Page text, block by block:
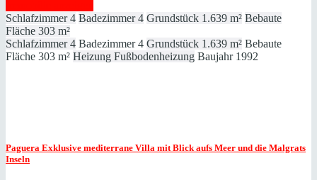
Schlafzimmer 4 Badezimmer 4 Grundstück 1.639 m² Bebaute
Fläche 303 m²
Schlafzimmer 4 Badezimmer 4 Grundstück 1.639 m² Bebaute
Fläche 303 m² Heizung Fußbodenheizung Baujahr 1992
Paguera Exklusive mediterrane Villa mit Blick aufs Meer und die Malgrats
Inseln